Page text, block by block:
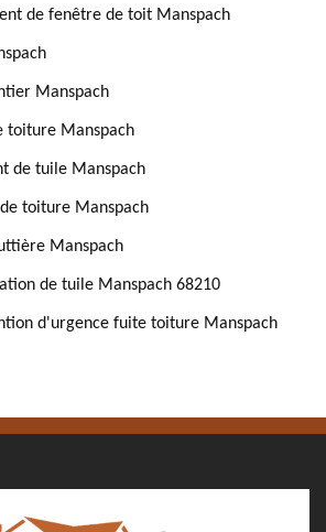
de fenêtre de toit Manspach
Manspach
toiture Manspach
de tuile Manspach
toiture Manspach
Manspach
de tuile Manspach 68210
d'urgence fuite toiture Manspach